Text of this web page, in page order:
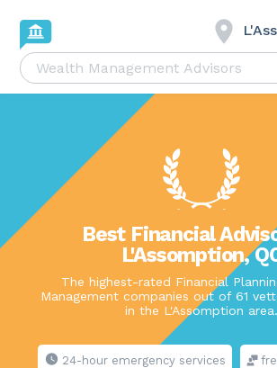
Best Financial
L'Assomption,
The highest-rated Financial
Management companies out of 61
in the L'Assomption area.
24-hour emergency services